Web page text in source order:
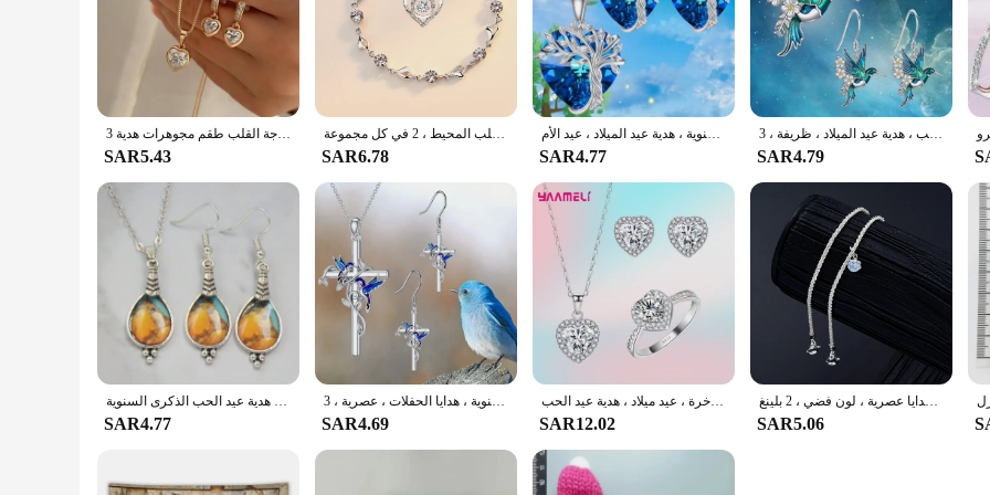
3 قطع القلب قلادة مجموعة مجوهرات من القرط قلادة قلادة للنساء أزياء رائعة حجر الراين مزدوجة القلب طقم مجوهرات هدية
SAR5.43
طقم مجوهرات إسورة وقلادة قلب المحيط ، 2 في كل مجموعة
SAR6.78
شجرة الأسرة قلادة قلادة وأقراط مجموعة ، الكريستال الأزرق ، حفلة عيد ميلاد ، الذكرى السنوية ، هدية عيد الميلاد ، عيد الأم
SAR4.77
طقم قلادة وأقراط من طائر الطنان وديزي ، إكسسوارات حفلات عصرية ، عيد الميلاد ، عيد الحب ، هدية عيد الميلاد ، ظريفة ، 3 *
SAR4.79
مجموعة الأقراط البوهيمية بالتنقيط قلادة للرجال والنساء ، والمجوهرات الرجعية ، عصرية ورائعة ، هدية عيد الحب الذكرى السنوية
SAR4.77
مجموعة مجوهرات زرقاء وطيور متقاطعة ، بنية معدنية متينة ، مثالية لأعياد الميلاد والذكرى السنوية ، هدايا الحفلات ، عصرية ، 3 * *
SAR4.69
خاتم وأقراط على شكل قلب من الزركون المكعب ، مجموعة مجوهرات بلون فضي ، رومانسية فاخرة ، عيد ميلاد ، هدية عيد الحب
SAR12.02
خلخال بدلاية على شكل قلب من حجر الراين للنساء ، دبابيس ، طقم سوار على شكل قدم الحب ، سلسلة هدايا عصرية ، لون فضي ، 2 بلينغ
SAR5.06